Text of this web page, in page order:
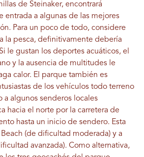
de Steinaker, encontrará
entrada a algunas de las mejores
Para un poco de todo, considere
la pesca, definitivamente debería
le gustan los deportes acuáticos, el
y la ausencia de multitudes le
calor. El parque también es
de los vehículos todo terreno
a algunos senderos locales
hacia el norte por la carretera de
hasta un inicio de sendero. Esta
(de dificultad moderada) y a
avanzada). Como alternativa,